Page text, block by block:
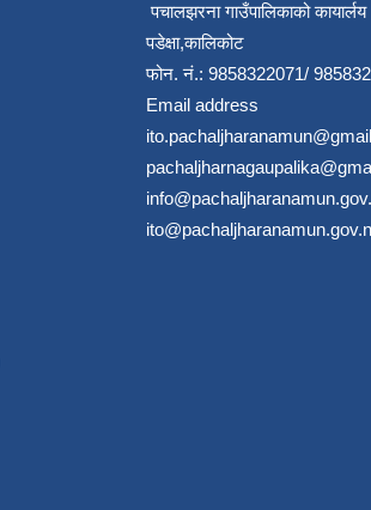
पचालझरना गाउँपालिकाको कायार्लय
पडेक्षा,कालिकोट
फोन. नं.: 9858322071/
Email address